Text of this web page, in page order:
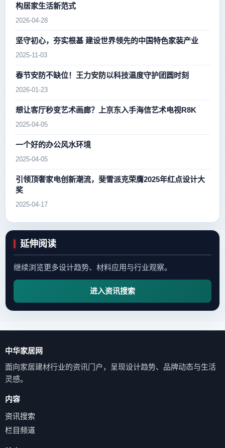
构居家生活新范式
2026-04-28
坚守初心，夯实根基 建设世界领先的中国特色家装产业
2025-11-03
春节安防不缺位！王力安防以科技温度守护团圆时刻
2026-01-23
想让客厅秒变艺术画廊？上京东入手海信艺术电视R8K
2025-04-05
一个好的办公风水环境
2025-04-05
引领顶奢家电创新潮流，斐雪派克荣膺2025年红点设计大
奖
2025-04-17
延伸阅读
继续浏览更多设计趋势、材料应用与行业观察。
进入资讯搜索
中华家居网
面向家居建材行业的资讯门户，呈现设计趋势、品牌动态与生活
灵感。
内容
资讯搜索
栏目频道